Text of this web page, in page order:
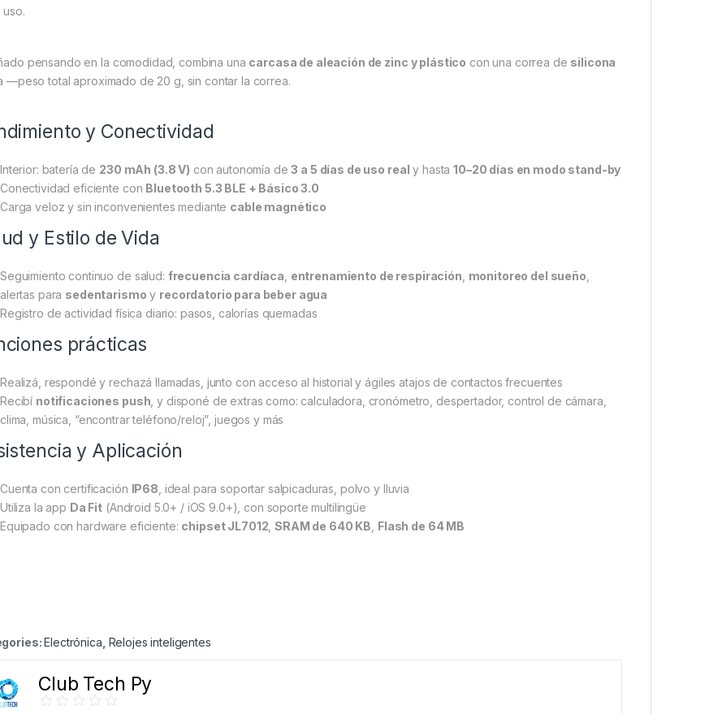
uso.
pensando en la comodidad, combina una carcasa de aleación de zinc y plástico con una correa de silicona
—peso total aproximado de 20 g, sin contar la correa.
y Conectividad
Interior: batería de 230 mAh (3.8 V) con autonomía de3 a 5 días de uso real y hasta10–20 días en modo stand-by
Conectividad eficiente con Bluetooth 5.3 BLE + Básico 3.0
Carga veloz y sin inconvenientes mediante cable magnético
y Estilo de Vida
Seguimiento continuo de salud: frecuencia cardíaca entrenamiento de respiración monitoreo del sueño
alertas para sedentarismo y recordatorio para beber agua
Registro de actividad física diario: pasos, calorías quemadas
prácticas
Realizá, respondé y rechazá llamadas, junto con acceso al historial y ágiles atajos de contactos frecuentes
Recibí notificaciones push , y disponé de extras como: calculadora, cronómetro, despertador, control de cámara,
clima, música, “encontrar teléfono/reloj”, juegos y más
y Aplicación
Cuenta con certificación IP68 , ideal para soportar salpicaduras, polvo y lluvia
Utiliza la app Da Fit (Android 5.0+ / iOS 9.0+), con soporte multilingüe
Equipado con hardware eficiente: chipset JL7012 ,SRAM de 640 KB Flash de 64 MB
Electrónica Relojes inteligentes
Club Tech Py